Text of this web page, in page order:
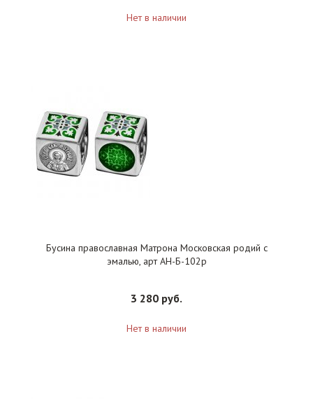
Нет в наличии
Бусина православная Матрона Московская родий с
эмалью, арт АН-Б-102р
3 280 руб.
Нет в наличии